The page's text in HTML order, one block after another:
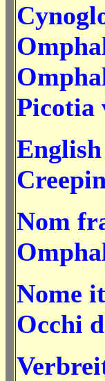
Picotia
Nom
Nome
Occhi